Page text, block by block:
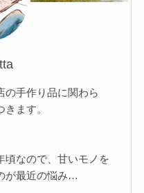
の手作り品に関わら
ます。
頃なので、甘いモノを
が最近の悩み…